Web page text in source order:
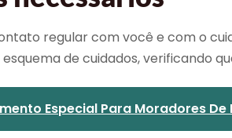
regular com você e com o
de cuidados, verificando
Especial Para Moradores De